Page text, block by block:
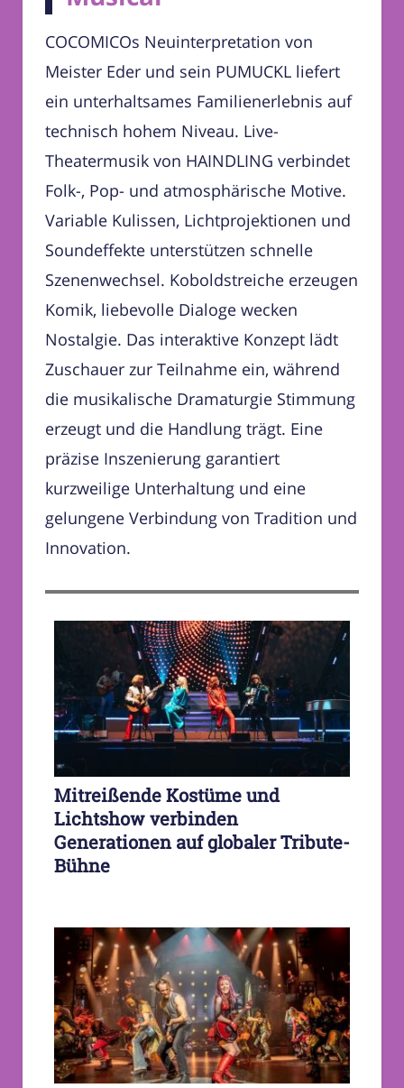
COCOMICOs Neuinterpretation von
Meister Eder und sein PUMUCKL liefert
ein unterhaltsames Familienerlebnis auf
technisch hohem Niveau. Live-
Theatermusik von HAINDLING verbindet
Folk-, Pop- und atmosphärische Motive.
Variable Kulissen, Lichtprojektionen und
Soundeffekte unterstützen schnelle
Szenenwechsel. Koboldstreiche erzeugen
Komik, liebevolle Dialoge wecken
Nostalgie. Das interaktive Konzept lädt
Zuschauer zur Teilnahme ein, während
die musikalische Dramaturgie Stimmung
erzeugt und die Handlung trägt. Eine
präzise Inszenierung garantiert
kurzweilige Unterhaltung und eine
gelungene Verbindung von Tradition und
Innovation.
Mitreißende Kostüme und
Lichtshow verbinden
Generationen auf globaler Tribute-
Bühne